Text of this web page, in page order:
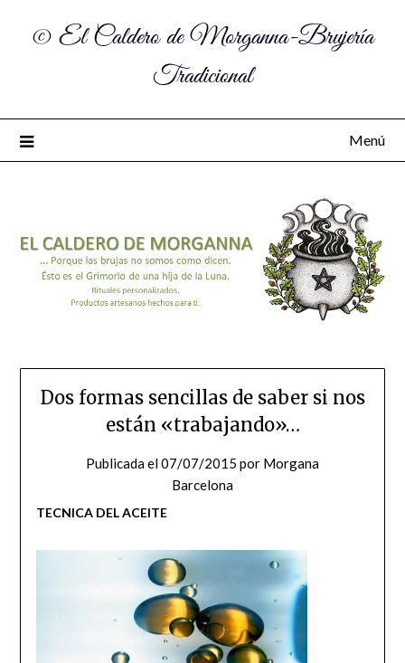
© El Caldero de Morganna-Brujería
Tradicional
Menú
Dos formas sencillas de saber si nos
están «trabajando»…
Publicada el07/07/2015 por Morgana
Barcelona
TECNICA DEL ACEITE